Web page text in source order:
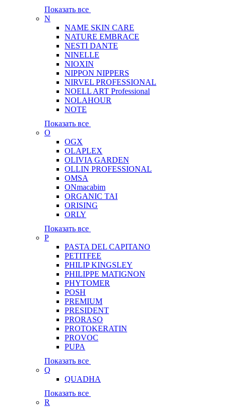
Показать все
N
NAME SKIN CARE
NATURE EMBRACE
NESTI DANTE
NINELLE
NIOXIN
NIPPON NIPPERS
NIRVEL PROFESSIONAL
NOELL ART Professional
NOLAHOUR
NOTE
Показать все
O
OGX
OLAPLEX
OLIVIA GARDEN
OLLIN PROFESSIONAL
OMSA
ONmacabim
ORGANIC TAI
ORISING
ORLY
Показать все
P
PASTA DEL CAPITANO
PETITFEE
PHILIP KINGSLEY
PHILIPPE MATIGNON
PHYTOMER
POSH
PREMIUM
PRESIDENT
PRORASO
PROTOKERATIN
PROVOC
PUPA
Показать все
Q
QUADHA
Показать все
R